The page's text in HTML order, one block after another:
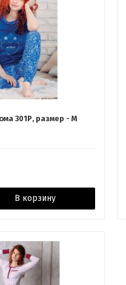
301Р, размер - M
В корзину